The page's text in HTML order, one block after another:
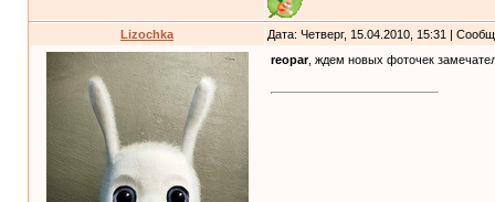
Lizochka Дата: Четверг, 15.04.2010, 15:31 |
reopar, ждем новых фоточек